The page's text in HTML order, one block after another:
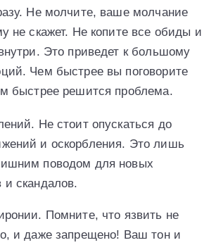
Не молчите, ваше молчание
не скажет. Не копите все обиды и
Это приведет к большому
Чем быстрее вы поговорите
быстрее решится проблема.
Не стоит опускаться до
и оскорбления. Это лишь
поводом для новых
и скандалов.
Помните, что язвить не
и даже запрещено! Ваш тон и